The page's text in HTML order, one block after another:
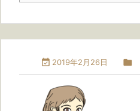
 2019年2月26日 